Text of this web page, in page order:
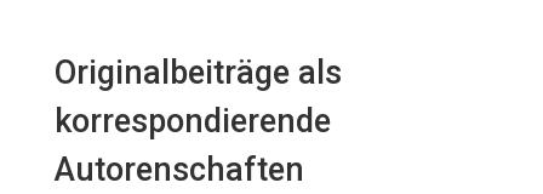
Originalbeiträge als
korrespondierende
Autorenschaften